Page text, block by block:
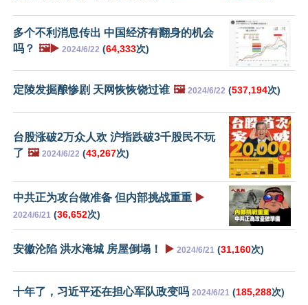
多个不利消息传出 中国经济有翻身的机会
吗？ 🖼️▶️ 2024/6/22 (64,333次)
定陵发掘酿惨剧 天网恢恢饶过谁 🖼️ 2024/6/22 (537,194次)
台股涨破2万众人欢 沪指跌破3千股民不玩
了 🖼️ 2024/6/22 (43,267次)
中共正为攻台做准备 但内部挑战重重 ▶️
2024/6/21 (36,652次)
安徽沦陷 洪水淹城 房屋倒塌！ ▶️ 2024/6/21 (31,160次)
十年了，习近平还在担心军队政变吗 2024/6/21 (185,288次)